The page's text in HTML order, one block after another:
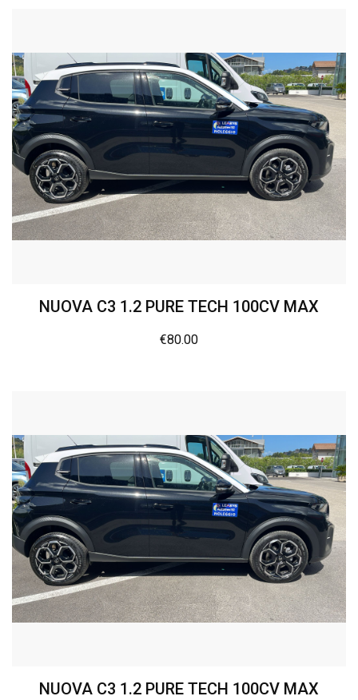
NUOVA C3 1.2 PURE TECH 100CV MAX
€80.00
NUOVA C3 1.2 PURE TECH 100CV MAX